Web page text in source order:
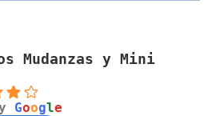
Mudanzas y Mini
Google